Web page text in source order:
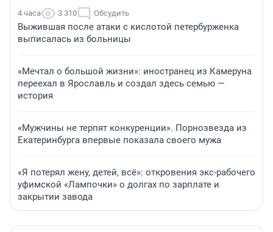
4 часа 3 310 Обсудить
Выжившая после атаки с кислотой петербурженка
выписалась из больницы
«Мечтал о большой жизни»: иностранец из Камеруна
переехал в Ярославль и создал здесь семью —
история
«Мужчины не терпят конкуренции». Порнозвезда из
Екатеринбурга впервые показала своего мужа
«Я потерял жену, детей, всё»: откровения экс-рабочего
уфимской «Лампочки» о долгах по зарплате и
закрытии завода